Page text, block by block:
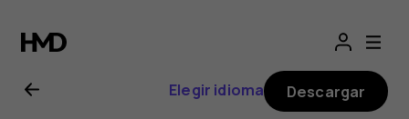
Guía
del Elegir idioma Descargar